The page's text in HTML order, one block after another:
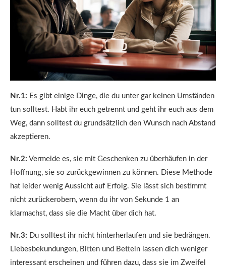
Nr.1: Es gibt einige Dinge, die du unter gar keinen Umständen
tun solltest. Habt ihr euch getrennt und geht ihr euch aus dem
Weg, dann solltest du grundsätzlich den Wunsch nach Abstand
akzeptieren.
Nr.2: Vermeide es, sie mit Geschenken zu überhäufen in der
Hoffnung, sie so zurückgewinnen zu können. Diese Methode
hat leider wenig Aussicht auf Erfolg. Sie lässt sich bestimmt
nicht zurückerobern, wenn du ihr von Sekunde 1 an
klarmachst, dass sie die Macht über dich hat.
Nr.3: Du solltest ihr nicht hinterherlaufen und sie bedrängen.
Liebesbekundungen, Bitten und Betteln lassen dich weniger
interessant erscheinen und führen dazu, dass sie im Zweifel